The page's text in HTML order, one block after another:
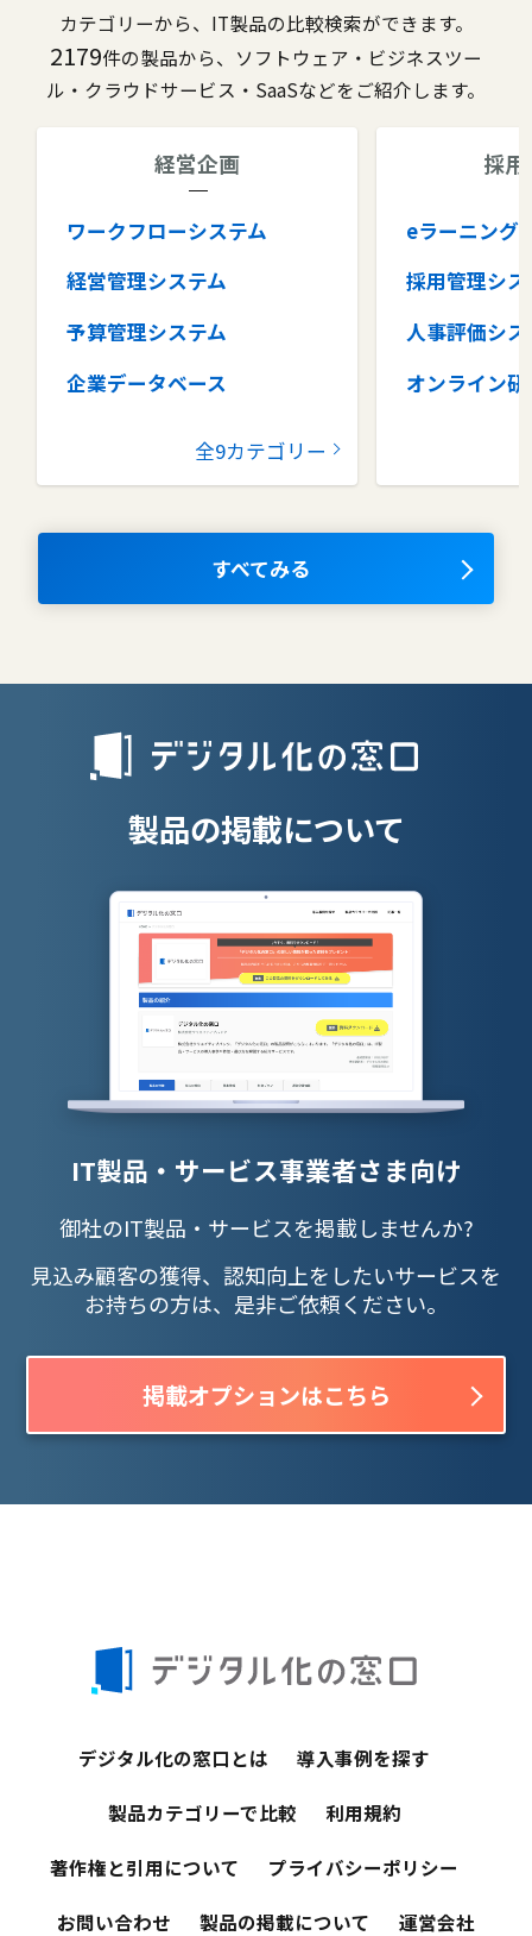
カテゴリーから、IT製品の比較検索ができます。
2179件の製品から、ソフトウェア・ビジネスツー
ル・クラウドサービス・SaaSなどをご紹介します。
経営企画
ワークフローシステム
経営管理システム
予算管理システム
企業データベース
コラボレーションツール
ナレッジマネジメントツール
全9カテゴリー
採
eラーニング
採用管理シス
人事評価シス
オンライン研
タレントマ
OKRツール
授業支援シス
すべてみる
製品の掲載について
IT製品・サービス事業者さま向け
御社のIT製品・サービスを掲載しませんか?
見込み顧客の獲得、認知向上をしたいサービスを
お持ちの方は、是非ご依頼ください。
掲載オプションはこちら
デジタル化の窓口とは 導入事例を探す
製品カテゴリーで比較 利用規約
著作権と引用について プライバシーポリシー
お問い合わせ 製品の掲載について 運営会社